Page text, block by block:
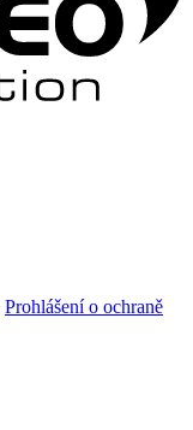
Prohlášení o ochraně